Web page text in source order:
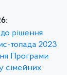
рішення
топада 2023
Програми
сімейних